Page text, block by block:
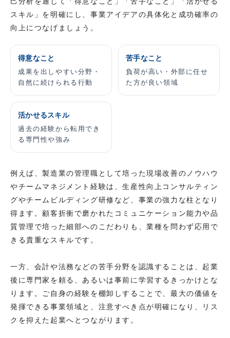
スキル」を明確にし、事業アイデアの具体化と成功確率の
向上につなげましょう。
得意なこと
成果を出しやすい分野・
自然に続けられる行動
苦手なこと
負荷が高い・外部に任せ
た方が良い領域
活かせるスキル
過去の経験から転用でき
る専門性や強み
例えば、製造業の管理職として培った現場改善のノウハウ
やチームマネジメント経験は、生産性向上コンサルティン
グやチームビルディング研修など、事業の強力な柱となり
得ます。顧客折衝で磨かれたコミュニケーション能力や品
質管理で培った細部へのこだわりも、業種を問わず応用で
きる貴重なスキルです。
一方、会計や法務などの苦手分野を認識することは、起業
後に専門家を頼る、あるいは事前に学習するきっかけとな
ります。ご自身の経験を棚卸しすることで、最大の価値を
発揮できる事業領域と、注意すべき点が明確になり、リス
クを抑えた起業へとつながります。